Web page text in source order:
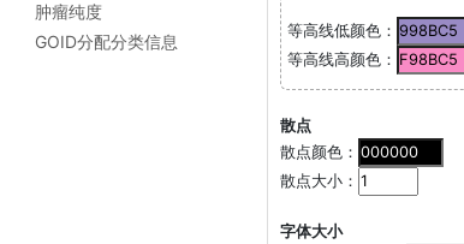
肿瘤纯度
GOID分配分类信息
等高线低颜色：
等高线高颜色：
散点
散点颜色：
散点大小：
字体大小